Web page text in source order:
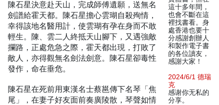
陳石星決意赴天山，完成師傅遺願，送無名
劍譜給霍天都。陳石星擔心雲瑚自殺殉情，
幸得該地名醫用計，使雲瑚有孕在身而不敢
輕生。陳、雲二人終抵天山腳下，又遇強敵
攔路，正處危急之際，霍天都出現，打敗了
敵人，亦得觀無名劍法劍意。陳石星卻毒性
發作，命在垂危。
陳石星在死前用東漢名士蔡邕傳下名琴「焦
尾」，在妻子好友面前奏廣陵散，琴聲如情
這十多年間，
也會不斷在這
裡找書看。身
處香港也要十
分感謝創辦人
和製作電子書
的各位讀友，
感謝大家！
2024/6/1 德瑞
克
感谢你无私的
分享。